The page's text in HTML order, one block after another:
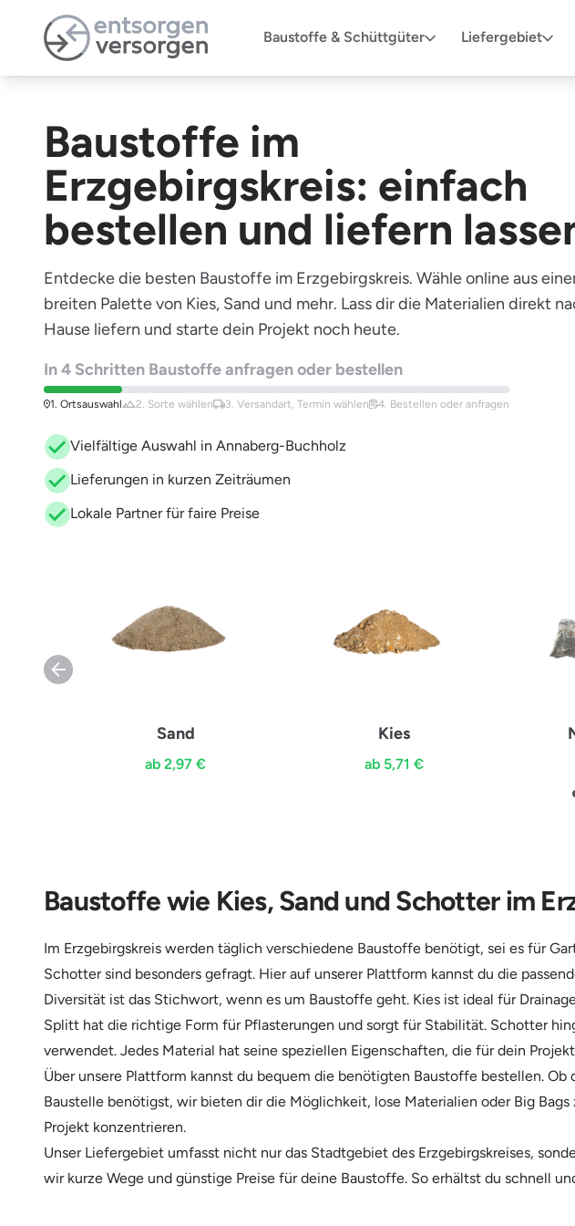
Baustoffe & Schüttgüter
Liefergebiet
Baustoffe im
Erzgebirgskreis: einfach
bestellen und liefern
Entdecke die besten Baustoffe im Erzgebirgskreis. Wähle online aus
breiten Palette von Kies, Sand und mehr. Lass dir die Materialien direkt
Hause liefern und starte dein Projekt noch heute.
In 4 Schritten Baustoffe anfragen oder bestellen
1. Ortsauswahl 2. Sorte wählen 3. Versandart,Termin wählen 4. Bestellen oder anfragen
Vielfältige Auswahl in Annaberg-Buchholz
Lieferungen in kurzen Zeiträumen
Lokale Partner für faire Preise
Sand
ab 2,97 €
Kies
ab 5,71 €
Baustoffe wie Kies, Sand und Schotter im
Im Erzgebirgskreis werden täglich verschiedene Baustoffe benötigt, sei es für
Schotter sind besonders gefragt. Hier auf unserer Plattform kannst du die
Diversität ist das Stichwort, wenn es um Baustoffe geht. Kies ist ideal für
Splitt hat die richtige Form für Pflasterungen und sorgt für Stabilität. Schotter
verwendet. Jedes Material hat seine speziellen Eigenschaften, die für dein
Über unsere Plattform kannst du bequem die benötigten Baustoffe bestellen.
Baustelle benötigst, wir bieten dir die Möglichkeit, lose Materialien oder Big
Projekt konzentrieren.
Unser Liefergebiet umfasst nicht nur das Stadtgebiet des Erzgebirgskreises,
wir kurze Wege und günstige Preise für deine Baustoffe. So erhältst du schnell